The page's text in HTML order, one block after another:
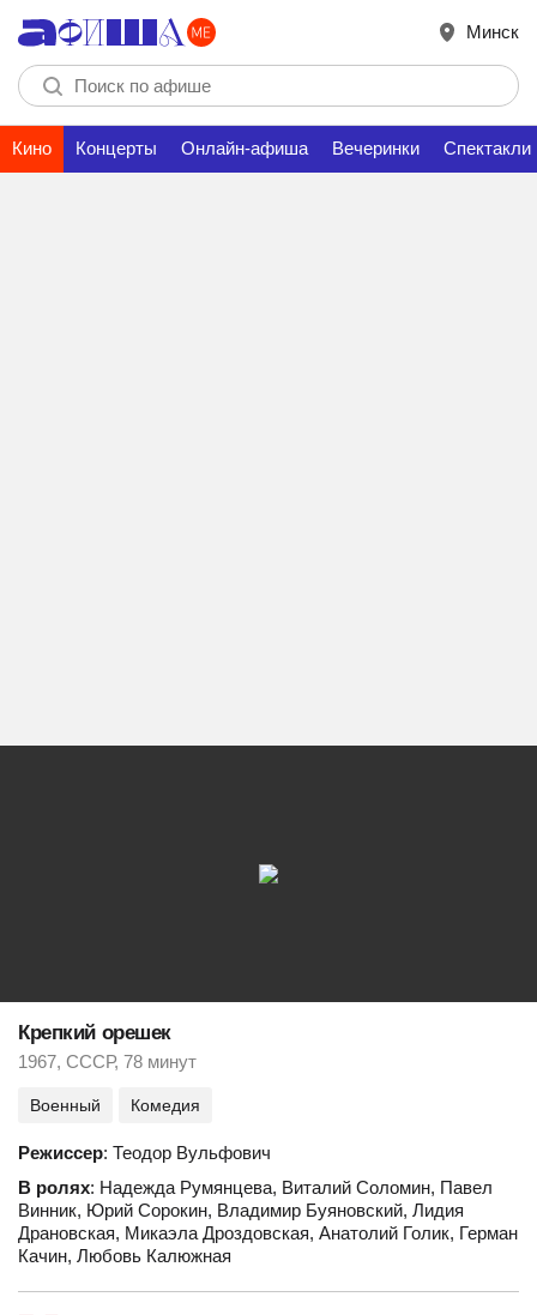
Минск
Кино Концерты Онлайн-афиша Вечеринки Спектакли
Крепкий орешек
1967, СССР, 78 минут
Военный Комедия
Режиссер: Теодор Вульфович
В ролях: Надежда Румянцева, Виталий Соломин, Павел
Винник, Юрий Сорокин, Владимир Буяновский, Лидия
Драновская, Микаэла Дроздовская, Анатолий Голик, Герман
Качин, Любовь Калюжная